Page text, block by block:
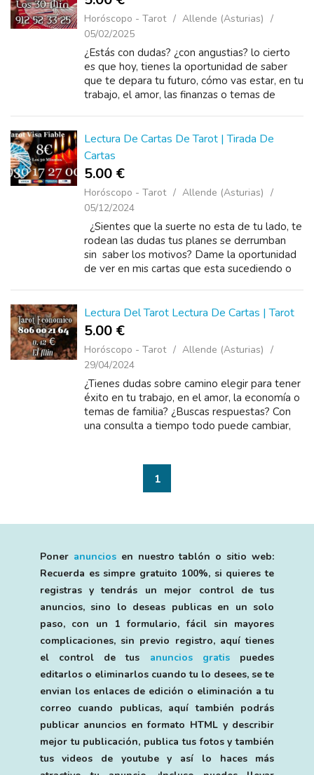
Horóscopo - Tarot
Allende (Asturias)
05/02/2025
¿Estás con dudas? ¿con angustias? lo cierto
es que hoy, tienes la oportunidad de saber
que te depara tu futuro, cómo vas estar, en tu
trabajo, el amor, las finanzas o temas de
Lectura De Cartas De Tarot | Tirada De
Cartas
5.00 €
Horóscopo - Tarot
Allende (Asturias)
05/12/2024
¿Sientes que la suerte no esta de tu lado, te
rodean las dudas tus planes se derrumban
sin saber los motivos? Dame la oportunidad
de ver en mis cartas que esta sucediendo o
Lectura Del Tarot Lectura De Cartas | Tarot
5.00 €
Horóscopo - Tarot
Allende (Asturias)
29/04/2024
¿Tienes dudas sobre camino elegir para tener
éxito en tu trabajo, en el amor, la economía o
temas de familia? ¿Buscas respuestas? Con
una consulta a tiempo todo puede cambiar,
1
Poner anunciosen nuestro tablón o sitio web:
Recuerda es simpre gratuito 100%, si quieres te
registras y tendrás un mejor control de tus
anuncios, sino lo deseas publicas en un solo
paso, con un 1 formulario, fácil sin mayores
complicaciones, sin previo registro, aquí tienes
el control de tus anuncios gratispuedes
editarlos o eliminarlos cuando tu lo desees, se te
envian los enlaces de edición o eliminación a tu
correo cuando publicas, aquí también podrás
publicar anuncios en formato HTML y describir
mejor tu publicación, publica tus fotos y también
tus videos de youtube y así lo haces más